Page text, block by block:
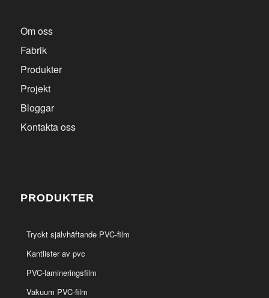
Om oss
Fabrik
Produkter
Projekt
Bloggar
Kontakta oss
PRODUKTER
Tryckt självhäftande PVC-film
Kantlister av pvc
PVC-lamineringsfilm
Vakuum PVC-film